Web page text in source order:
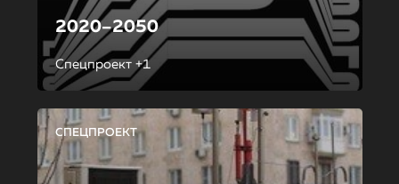
2020–2050
Спецпроект +1
СПЕЦПРОЕКТ